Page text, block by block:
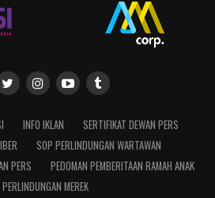
INFO IKLAN
SERTIFIKAT DEWAN PERS
SOP PERLINDUNGAN WARTAWAN
PERS
PEDOMAN PEMBERITAAN RAMAH ANAK
PERLINDUNGAN MEREK